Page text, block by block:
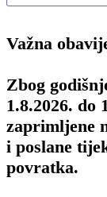
Važna
Zbog
1.8.2026. do
zaprimljene
i poslane
povratka.